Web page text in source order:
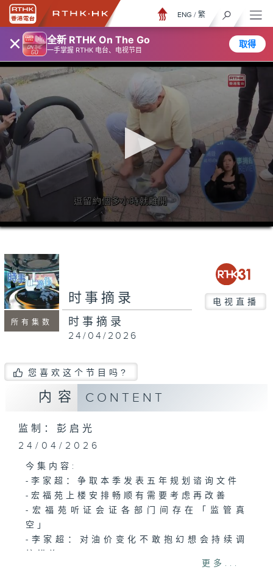
× 全新 RTHK On The Go
一手掌握 RTHK 电台、电视节目
取得
ENG / 繁
0
seconds
minutes,
6
seconds
所有集数
时事摘录 电视直播
时事摘录
24/04/2026
您喜欢这个节目吗?
内容 CONTENT
监制：彭启光
24/04/2026
今集内容:
-李家超：争取本季发表五年规划谘询文件
-宏福苑上楼安排畅顺有需要考虑再改善
-宏福苑听证会证各部门间存在「监管真
空」
-李家超：对油价变化不敢抱幻想会持续调
更多...